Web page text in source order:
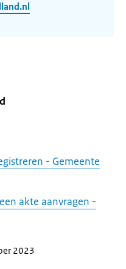
- Gemeente
akte aanvragen -
2023